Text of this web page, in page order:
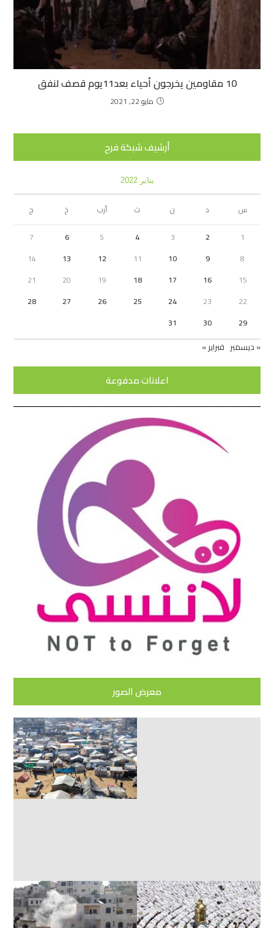
10 مقاومين يخرجون أحياء بعد11يوم قصف لنفق
مايو 22, 2021
أرشيف شبكة فرح
يناير 2022
س د ن ث أرب خ
ج
1
2
3
4
5
6
7
8
9
10
11
12
13
14
15
16
17
18
19
20
21
22
23
24
25
26
27
28
29
30
31
« ديسمبر فبراير »
اعلانات مدفوعة
معرض الصور